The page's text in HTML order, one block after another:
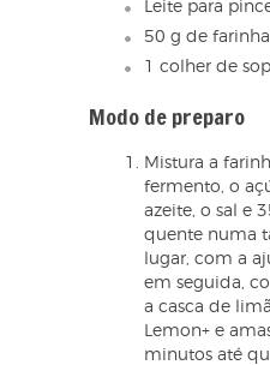
Leite para
50 g de
1 colher de
Modo de preparo
Mistura a
fermento, o
azeite, o sal e
quente numa
lugar, com a
em seguida,
a casca de
Lemon+ e
minutos até